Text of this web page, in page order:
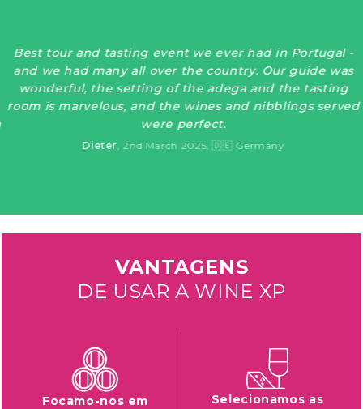
Best tour and tasting event we ever had in Portugal -
and we had many all over the country. Our guide was
wonderful, the setting of the adega and the tasting
room is marvelous, and the wines and nibblings served
were perfect.
Dieter, 2nd March 2025, 🇩🇪 Germany
VANTAGENS
DE USAR A WINE XP
Focamo-nos em
Selecionamos as